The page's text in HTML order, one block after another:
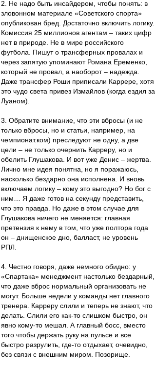
2. Не надо быть инсайдером, чтобы понять: в
зловонном материале «Советского спорта»
опубликован бред. Достаточно включить логику.
Комиссия 25 миллионов агентам – таких цифр
нет в природе. Не в мире российского
футбола. Пишут о трансферных провалах и
через запятую упоминают Романа Еременко,
который не провал, а наоборот – надежда.
Даже трансфер Роши приписали Каррере, хотя
это чудо света привез Измайлов (когда ездил за
Луаном).
3. Обратите внимание, что эти вбросы (и не
только вбросы, но и статьи, например, на
чемпионат.ком) преследуют не одну, а две
цели – не только очернить Карреру, но и
обелить Глушакова. И вот уже Денис – жертва.
Лично мне идея понятна, но я поражаюсь,
насколько бездарно она исполнена. И вновь
включаем логику – кому это выгодно? Но бог с
ним… Я даже готов на секунду представить,
что это правда. Но даже в этом случае для
Глушакова ничего не меняется: главная
претензия к нему в том, что уже полтора года
он – днищенское дно, балласт, не уровень
РПЛ.
4. Честно говоря, даже немного обидно: у
«Спартака» менеджмент настолько бездарный,
что даже вброс нормальный организовать не
могут. Больше недели у команды нет главного
тренера. Карреру слили и теперь не знают, что
делать. Слили его как-то слишком быстро, он
явно кому-то мешал. А главный босс, вместо
того чтобы держать руку на пульсе и все
быстро разрулить, где-то отдыхает, очевидно,
без связи с внешним миром. Позорище.